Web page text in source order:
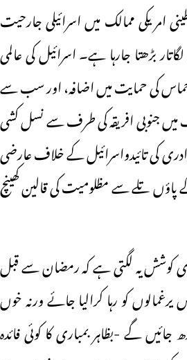
امریکی ممالک میں اسرائیلی جارحیت
بڑھتا جارہا ہے۔ اسرائیل کی عالمی
کی حمایت میں اضافہ، اور سب سے
جنوبی افریقہ کی طرف سے نسل کشی
کی تائیدواسرائیل کے خلاف عارضی
تلے سے مظلومیت کی قالین کھینچ
کوشش یہ لگتی ہے کہ رمضان سے قبل
کو رہا کرالیا جائے ورنہ خوں
گے -بظاہر بمباری کا کوئی فائدہ